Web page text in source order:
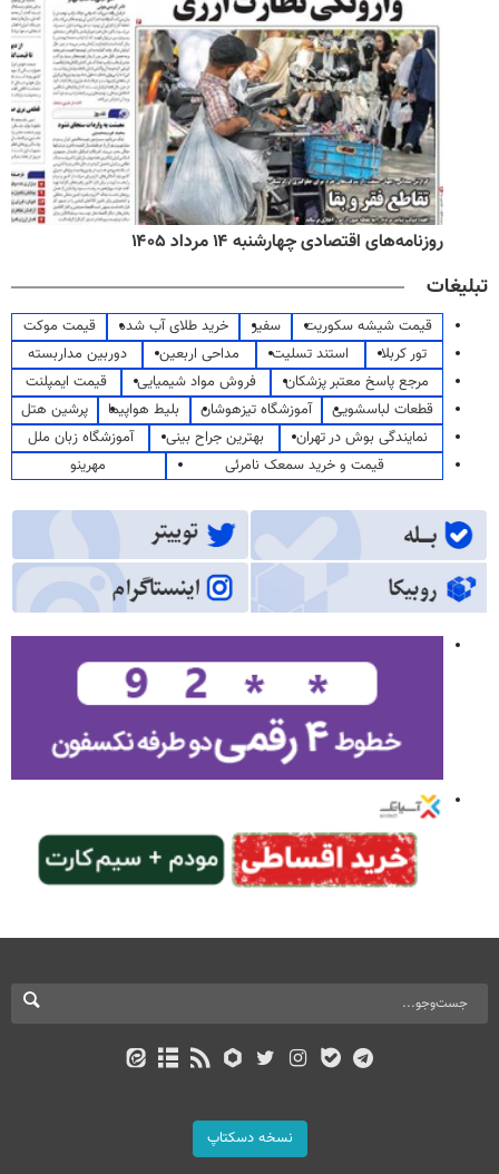
روزنامه‌های اقتصادی چهارشنبه ۱۴ مرداد ۱۴۰۵
تبلیغات
قیمت شیشه سکوریت سفیر خرید طلای آب شده
قیمت موکت
تور کربلا
استند تسلیت مداحی اربعین
دوربین مداربسته
مرجع پاسخ معتبر پزشکان
فروش مواد شیمیایی
قیمت ایمپلنت
قطعات لباسشویی
آموزشگاه تیزهوشان بلیط هواپیما
پرشین هتل
نمایندگی بوش در تهران
بهترین جراح بینی
آموزشگاه زبان ملل
قیمت و خرید سمعک نامرئی
مهرینو
نسخه دسکتاپ